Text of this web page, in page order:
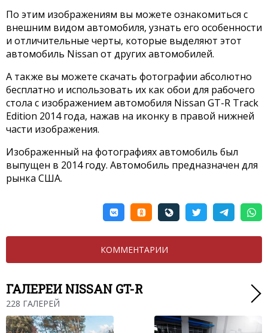
По этим изображениям вы можете ознакомиться с
внешним видом автомобиля, узнать его особенности
и отличительные черты, которые выделяют этот
автомобиль Nissan от других автомобилей.
А также вы можете скачать фотографии абсолютно
бесплатно и использовать их как обои для рабочего
стола с изображением автомобиля Nissan GT-R Track
Edition 2014 года, нажав на иконку в правой нижней
части изображения.
Изображенный на фотографиях автомобиль был
выпущен в 2014 году. Автомобиль предназначен для
рынка США.
КОММЕНТАРИИ
ГАЛЕРЕИ NISSAN GT-R
228 ГАЛЕРЕЙ